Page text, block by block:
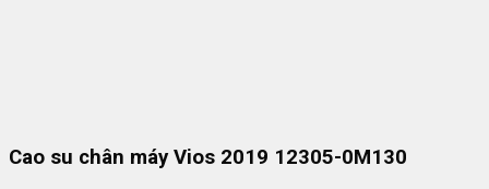
Cao su chân máy Vios 2019 12305-0M130